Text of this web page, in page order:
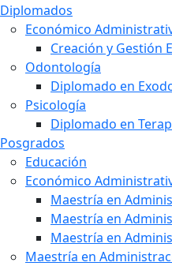
Diplomados
Económico
Creación y Gestión
Odontología
Diplomado en
Psicología
Diplomado en
Posgrados
Educación
Económico
Maestría en
Maestría en
Maestría en
Maestría en